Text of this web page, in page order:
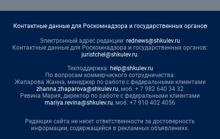
Контактные данные для Роскомнадзора и государственных органов
Электронный адрес редакции: rednews@shkulev.ru
Контактные данные для Роскомнадзора и государственных органов:
juristchel@shkulev.ru.
Техподдержка: help@shkulev.ru
По вопросам коммерческого сотрудничества:
Жапарова Жанна, менеджер по работе с федеральными клиентами
zhanna.zhaparova@shkulev.ru, моб. + 7 982 640 34 32
Ревина Мария, директор по работе с федеральными клиентами
mariya.revina@shkulev.ru, моб. +7 910 402 4056
Редакция сайта не несет ответственности за достоверность
информации, содержащейся в рекламных объявлениях.